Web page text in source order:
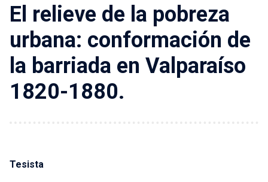
FACULTAD DE ARQUITECTURA, DISEÑO Y ESTUDIOS URBANOS
El relieve de la pobreza
urbana: conformación de
la barriada en Valparaíso
1820-1880.
Tesista